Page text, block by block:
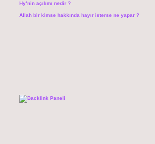
Hy’nin açılımı nedir ?
Allah bir kimse hakkında hayır isterse ne yapar ?